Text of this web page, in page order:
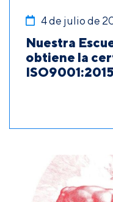
4 de julio de
Nuestra
obtiene la
ISO9001:2015